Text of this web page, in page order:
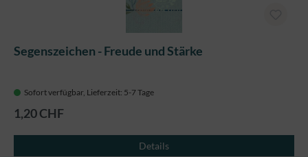
Segenszeichen - Freude und Stärke
Sofort verfügbar, Lieferzeit: 5-7 Tage
1,20 CHF
Details